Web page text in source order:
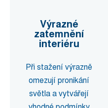
Výrazné
zatemnění
interiéru
Při stažení výrazně
omezují pronikání
světla a vytvářejí